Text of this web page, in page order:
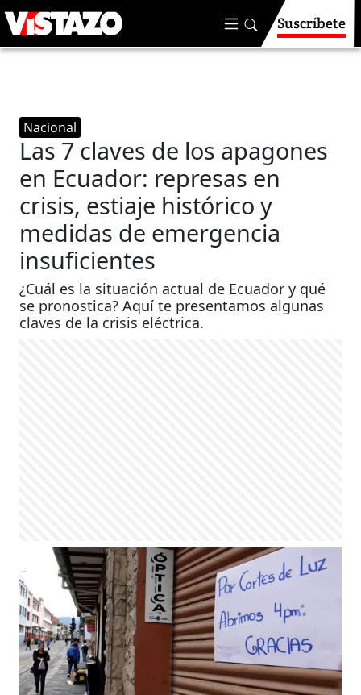
Suscríbete
Nacional
Las 7 claves de los apagones
en Ecuador: represas en
crisis, estiaje histórico y
medidas de emergencia
insuficientes
¿Cuál es la situación actual de Ecuador y qué
se pronostica? Aquí te presentamos algunas
claves de la crisis eléctrica.